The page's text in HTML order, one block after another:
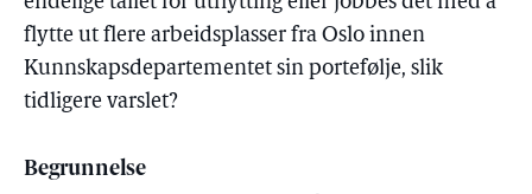
flytte ut flere arbeidsplasser fra Oslo innen
Kunnskapsdepartementet sin portefølje, slik
tidligere varslet?
Begrunnelse